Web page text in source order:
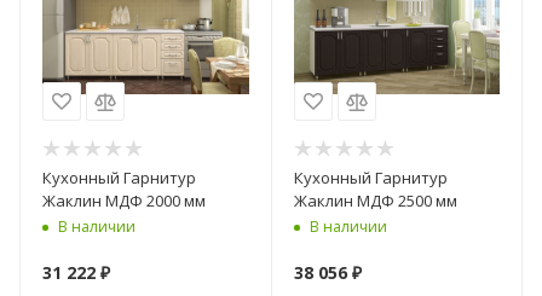
Кухонный Гарнитур
Жаклин МДФ 2000 мм
В наличии
31 222 ₽
Кухонный Гарнитур
Жаклин МДФ 2500 мм
В наличии
38 056₽